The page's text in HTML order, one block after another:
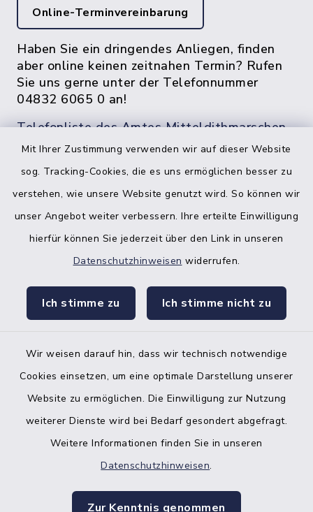
Mit Ihrer Zustimmung verwenden wir auf dieser Website
sog. Tracking-Cookies, die es uns ermöglichen besser zu
verstehen, wie unsere Website genutzt wird. So können wir
unser Angebot weiter verbessern. Ihre erteilte Einwilligung
hierfür können Sie jederzeit über den Link in unseren
Datenschutzhinweisen widerrufen.
Ich stimme zu Ich stimme nicht zu
Wir weisen darauf hin, dass wir technisch notwendige
Cookies einsetzen, um eine optimale Darstellung unserer
Website zu ermöglichen. Die Einwilligung zur Nutzung
weiterer Dienste wird bei Bedarf gesondert abgefragt.
Weitere Informationen finden Sie in unseren
Datenschutzhinweisen.
Zur Kenntnis genommen
Online-Terminvereinbarung
Haben Sie ein dringendes Anliegen, finden
aber online keinen zeitnahen Termin? Rufen
Sie uns gerne unter der Telefonnummer
04832 6065 0 an!
Telefonliste des Amtes Mitteldithmarschen
facebook
Bankverbindung der Amtskasse
Barrierefreiheit